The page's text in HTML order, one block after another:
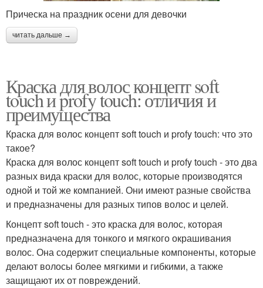
Прическа на праздник осени для девочки
читать дальше →
Краска для волос концепт soft
touch и profy touch: отличия и
преимущества
Краска для волос концепт soft touch и profy touch: что это
такое?
Краска для волос концепт soft touch и profy touch - это два
разных вида краски для волос, которые производятся
одной и той же компанией. Они имеют разные свойства
и предназначены для разных типов волос и целей.
Концепт soft touch - это краска для волос, которая
предназначена для тонкого и мягкого окрашивания
волос. Она содержит специальные компоненты, которые
делают волосы более мягкими и гибкими, а также
защищают их от повреждений.